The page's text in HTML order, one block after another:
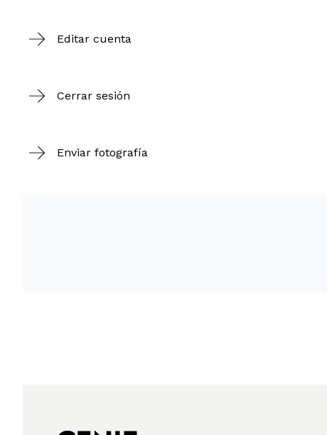
Editar cuenta
Cerrar sesión
Enviar fotografía